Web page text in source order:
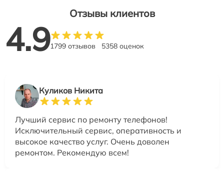
Отзывы клиентов
4.91799 отзывов 5358 оценок
Куликов Никита
Лучший сервис по ремонту телефонов!
Исключительный сервис, оперативность и
высокое качество услуг. Очень доволен
ремонтом. Рекомендую всем!